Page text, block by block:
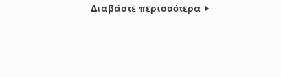
Διαβάστε περισσότερα